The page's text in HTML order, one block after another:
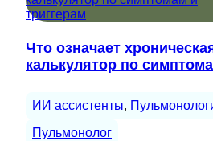
Что означает
калькулятор по
ИИ ассистенты,
Пульмонолог